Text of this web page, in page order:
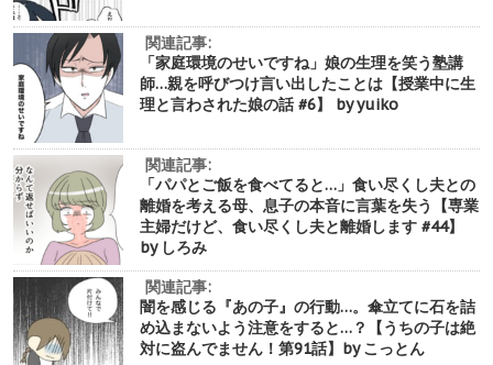
関連記事:
「家庭環境のせいですね」娘の生理を笑う塾講
師…親を呼びつけ言い出したことは【授業中に生
理と言わされた娘の話 #6】 by yuiko
関連記事:
「パパとご飯を食べてると…」食い尽くし夫との
離婚を考える母、息子の本音に言葉を失う【専業
主婦だけど、食い尽くし夫と離婚します #44】
by しろみ
関連記事:
闇を感じる『あの子』の行動…。傘立てに石を詰
め込まないよう注意をすると…？【うちの子は絶
対に盗んでません！第91話】by こっとん